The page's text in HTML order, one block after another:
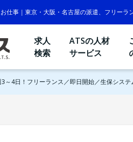
仕事｜東京・大阪・名古屋の派遣、フリーラ
求人
検索
ATSの人材
サービス
～4日！フリーランス／即日開始／生保システ